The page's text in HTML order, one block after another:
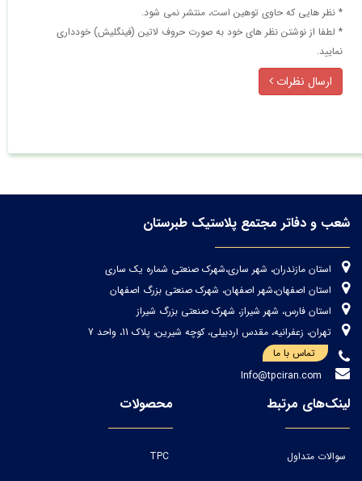
* نظر هایی كه حاوی توهین است، منتشر نمی شود.
* لطفا از نوشتن نظر های خود به صورت حروف لاتین (فینگلیش) خودداری
نمایید.
ارسال نظرات
شعب و دفاتر مجتمع پلاستیک طبرستان
استان مازندران، شهر ساری،شهرک صنعتی شماره یک ساری
استان اصفهان،شهر اصفهان، شهرک صنعتی بزرگ اصفهان
استان فارس، شهر شیراز، شهرک صنعتی بزرگ شیراز
تهران، زعفرانیه، مقدس اردبیلی، کوچه شیرین، پلاک 11، واحد 7
تماس با ما
لینک‌های مرتبط
سوالات متداول
محصولات
TPC